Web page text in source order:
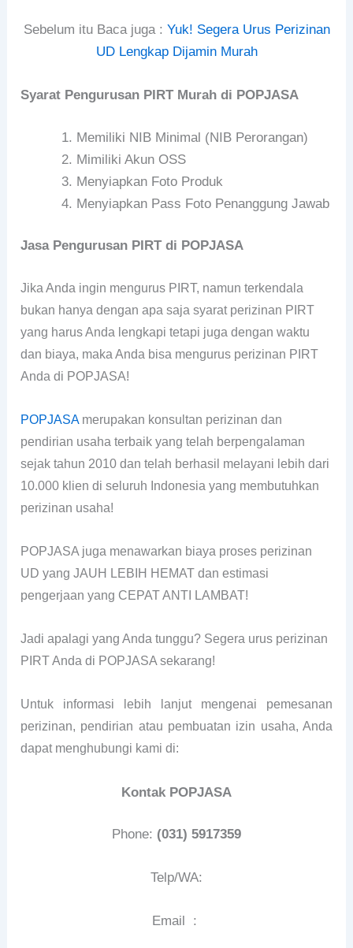
Sebelum itu Baca juga : Yuk! Segera Urus Perizinan
UD Lengkap Dijamin Murah
Syarat Pengurusan PIRT Murah di POPJASA
Memiliki NIB Minimal (NIB Perorangan)
Mimiliki Akun OSS
Menyiapkan Foto Produk
Menyiapkan Pass Foto Penanggung Jawab
Jasa Pengurusan PIRT di POPJASA
Jika Anda ingin mengurus PIRT, namun terkendala
bukan hanya dengan apa saja syarat perizinan PIRT
yang harus Anda lengkapi tetapi juga dengan waktu
dan biaya, maka Anda bisa mengurus perizinan PIRT
Anda di POPJASA!
POPJASAmerupakan konsultan perizinan dan
pendirian usaha terbaik yang telah berpengalaman
sejak tahun 2010 dan telah berhasil melayani lebih dari
10.000 klien di seluruh Indonesia yang membutuhkan
perizinan usaha!
POPJASA juga menawarkan biaya proses perizinan
UD yang JAUH LEBIH HEMAT dan estimasi
pengerjaan yang CEPAT ANTI LAMBAT!
Jadi apalagi yang Anda tunggu? Segera urus perizinan
PIRT Anda di POPJASA sekarang!
Untuk informasi lebih lanjut mengenai pemesanan
perizinan, pendirian atau pembuatan izin usaha, Anda
dapat menghubungi kami di:
Kontak POPJASA
Phone: (031) 5917359
Telp/WA:
Email :